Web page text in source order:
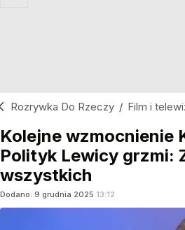
Rozrywka Do Rzeczy / Film i
Kolejne wzmocnienie
Polityk Lewicy grzmi:
wszystkich
Dodano: 9 grudnia 2025 13:12